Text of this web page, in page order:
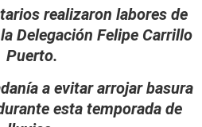
realizaron labores de
Delegación Felipe Carrillo
Puerto.
a evitar arrojar basura
esta temporada de